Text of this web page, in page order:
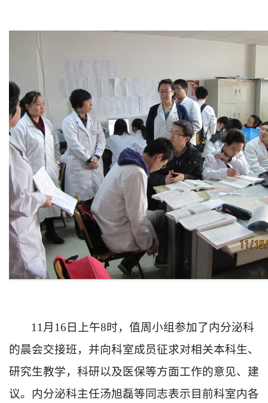
11 月 16日上午8时，值周小组参加了内分泌科
的晨会交接班，并向科室成员征求对相关本科生、
研究生教学，科研以及医保等方面工作的意见、建
议。内分泌科主任汤旭磊等同志表示目前科室内各